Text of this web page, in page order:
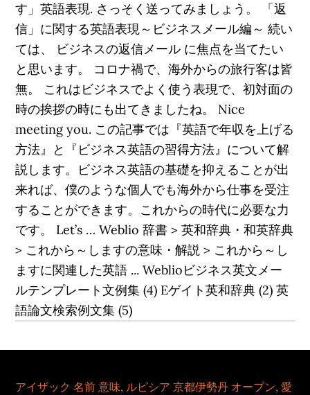
す」英語表現. さっそく送ってみましょう。 「返
信」に関する英語表現～ビジネスメール編～ 続い
ては、 ビジネスの返信メール に焦点を当てたい
と思います。 コロナ禍で、海外からの旅行客は皆
無。 これはビジネスでよく使う表現で、初対面の
時の挨拶の時にも出てきましたね。 Nice
meeting you. この記事では『英語で年収を上げる
方法』と『ビジネス英語の習得方法』について解
説します。ビジネス英語の基礎を抑えることが出
来れば、僕のような個人でも海外から仕事を受注
することができます。これからの時代に必要な力
です。 Let’s … Weblio 辞書 > 英和辞典・和英辞典
> これから～しますの意味・解説 > これから～し
ますに関連した英語 ... Weblioビジネス英文メー
ルテンプレート文例集 (4) Eゲイト英和辞典 (2) 英
語論文検索例文集 (5)
アイザック 名前 意味, ルピシア 京都伊勢丹 オープン,愛